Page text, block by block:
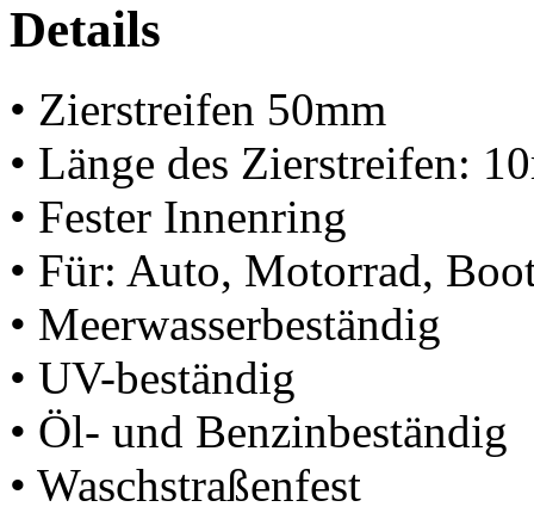
Details
• Zierstreifen 50mm
• Länge des Zierstreifen:
• Fester Innenring
• Für: Auto, Motorrad,
• Meerwasserbeständig
• UV-beständig
• Öl- und Benzinbeständig
• Waschstraßenfest